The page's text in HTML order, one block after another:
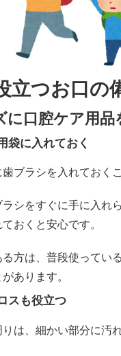
立つお口の
口腔ケア用品
袋に入れておく
ブラシを入れておく
シをすぐに手に入れ
おくと安心です。
方は、普段使ってい
あります。
スも役立つ
は、細かい部分に汚